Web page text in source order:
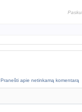
Pranešti apie netinkamą komentarą